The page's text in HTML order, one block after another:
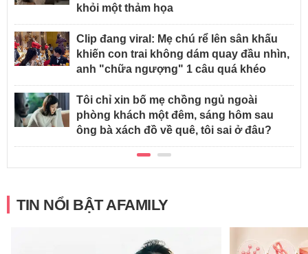
khỏi một thảm họa
Clip đang viral: Mẹ chú rể lên sân khấu
khiến con trai không dám quay đầu nhìn,
anh "chữa ngượng" 1 câu quá khéo
Tôi chỉ xin bố mẹ chồng ngủ ngoài
phòng khách một đêm, sáng hôm sau
ông bà xách đồ về quê, tôi sai ở đâu?
TIN NỔI BẬT AFAMILY